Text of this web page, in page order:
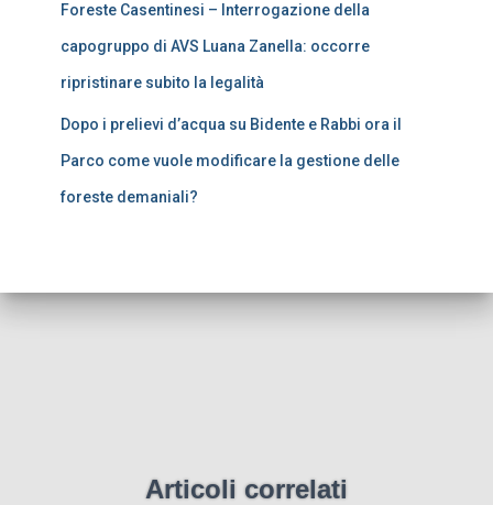
Foreste Casentinesi – Interrogazione della
capogruppo di AVS Luana Zanella: occorre
ripristinare subito la legalità
Dopo i prelievi d’acqua su Bidente e Rabbi ora il
Parco come vuole modificare la gestione delle
foreste demaniali?
Articoli correlati